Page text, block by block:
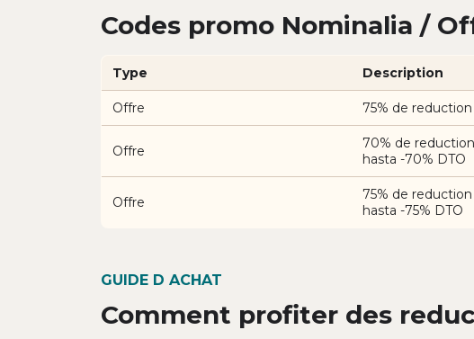
Codes promo Nominalia /
Type Description
Offre 75% de
Offre
70% de
hasta -70% DTO
Offre
75% de
hasta -75% DTO
GUIDE D ACHAT
Comment profiter des